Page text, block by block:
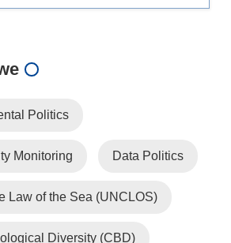
Politics
Monitoring Data Politics
Law of the Sea (UNCLOS)
Diversity (CBD)